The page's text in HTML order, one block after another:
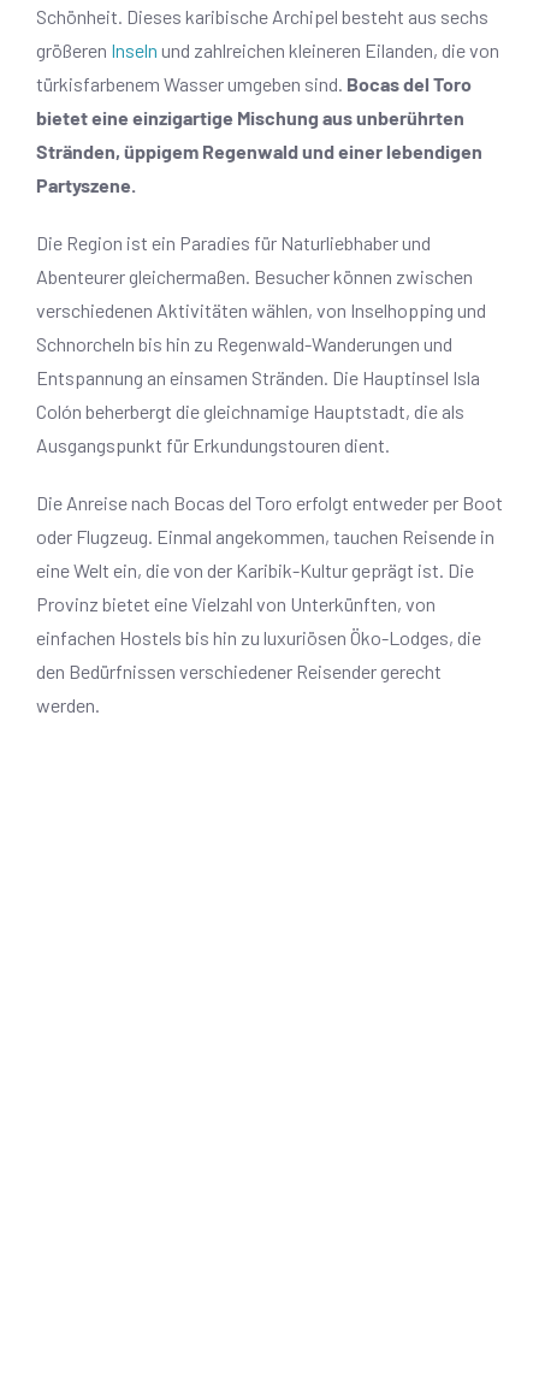
Schönheit. Dieses karibische Archipel besteht aus sechs
größeren Inseln und zahlreichen kleineren Eilanden, die von
türkisfarbenem Wasser umgeben sind. Bocas del Toro
bietet eine einzigartige Mischung aus unberührten
Stränden, üppigem Regenwald und einer lebendigen
Partyszene.
Die Region ist ein Paradies für Naturliebhaber und
Abenteurer gleichermaßen. Besucher können zwischen
verschiedenen Aktivitäten wählen, von Inselhopping und
Schnorcheln bis hin zu Regenwald-Wanderungen und
Entspannung an einsamen Stränden. Die Hauptinsel Isla
Colón beherbergt die gleichnamige Hauptstadt, die als
Ausgangspunkt für Erkundungstouren dient.
Die Anreise nach Bocas del Toro erfolgt entweder per Boot
oder Flugzeug. Einmal angekommen, tauchen Reisende in
eine Welt ein, die von der Karibik-Kultur geprägt ist. Die
Provinz bietet eine Vielzahl von Unterkünften, von
einfachen Hostels bis hin zu luxuriösen Öko-Lodges, die
den Bedürfnissen verschiedener Reisender gerecht
werden.